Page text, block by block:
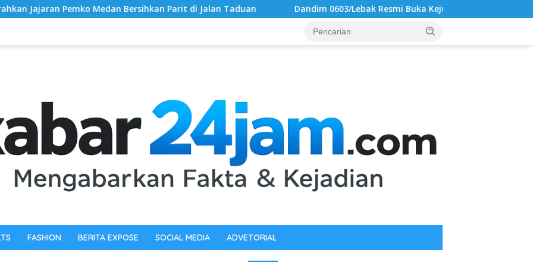
Bersihkan Parit di Jalan Taduan Dandim 0603/Lebak Resmi Buka Kejuaraan Karate Antar Dojo INKAI, Jaring Bibit
FASHION BERITA EXPOSE SOCIAL MEDIA ADVETORIAL